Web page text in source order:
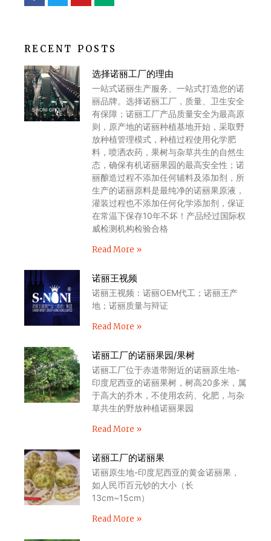
RECENT POSTS
选择诺丽工厂的理由
一站式诺丽生产服务、一站式打造您的诺
丽品牌。选择诺丽工厂，质量、卫生安全
有保障；诺丽工厂产品质量安全为最高原
则，原产地的诺丽种植基地开始，采取野
放种植管理模式，种植过程使用化学肥
料，喷洒农药，果树与杂草共生的自然生
态，确保有机诺丽果园的最高安全性；诺
丽酿造过程不添加任何辅料及添加剂，所
生产的诺丽原料是最纯净的诺丽果原液，
灌装过程也不添加任何化学添加剂，保证
在常温下保存10年不坏！产品经过国际权
威检测机构检验合格
Read More »
诺丽王视频
诺丽王视频：诺丽OEM代工；诺丽王产
地；诺丽质量与辩证
Read More »
诺丽工厂的诺丽果园/果树
诺丽工厂位于赤道带附近的诺丽原生地-
印度尼西亚的诺丽果树，树高20多米，属
于高大的乔木，不使用农药、化肥，与杂
草共生的野放种植诺丽果园
Read More »
诺丽工厂的诺丽果
诺丽原生地-印度尼西亚的黄金诺丽果，
如人民币百元钞的大小（长
13cm~15cm）
Read More »